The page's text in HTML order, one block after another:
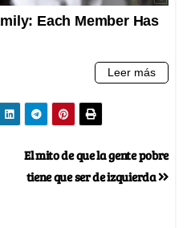
El mito de que la gente pobre
tiene que ser de izquierda